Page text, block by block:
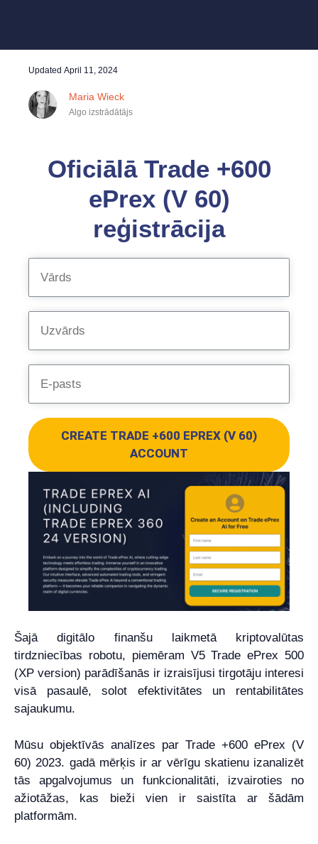
Updated April 11, 2024
Maria Wieck
Algo izstrādātājs
Oficiālā Trade +600
ePrex (V 60)
reģistrācija
CREATE TRADE +600 EPREX (V 60)
ACCOUNT
Šajā digitālo finanšu laikmetā kriptovalūtas
tirdzniecības robotu, piemēram V5 Trade ePrex 500
(XP version) parādīšanās ir izraisījusi tirgotāju interesi
visā pasaulē, solot efektivitātes un rentabilitātes
sajaukumu.
Mūsu objektīvās analīzes par Trade +600 ePrex (V
60) 2023. gadā mērķis ir ar vērīgu skatienu izanalizēt
tās apgalvojumus un funkcionalitāti, izvairoties no
ažiotāžas, kas bieži vien ir saistīta ar šādām
platformām.